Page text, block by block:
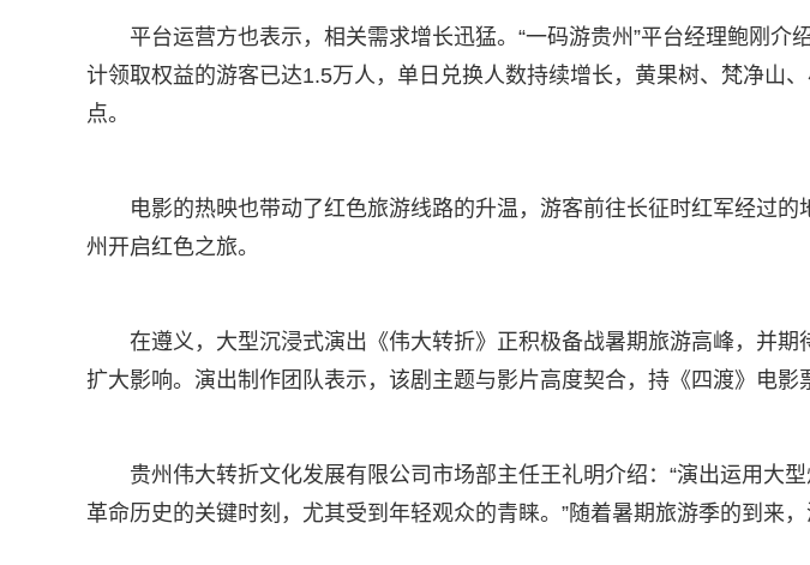
平台运营方也表示，相关需求增长迅猛。“一码游贵州”平台经理鲍刚介
计领取权益的游客已达1.5万人，单日兑换人数持续增长，黄果树、梵净山
点。
电影的热映也带动了红色旅游线路的升温，游客前往长征时红军经过
州开启红色之旅。
在遵义，大型沉浸式演出《伟大转折》正积极备战暑期旅游高峰，并期
扩大影响。演出制作团队表示，该剧主题与影片高度契合，持《四渡》电影
贵州伟大转折文化发展有限公司市场部主任王礼明介绍：“演出运用大
革命历史的关键时刻，尤其受到年轻观众的青睐。”随着暑期旅游季的到来，